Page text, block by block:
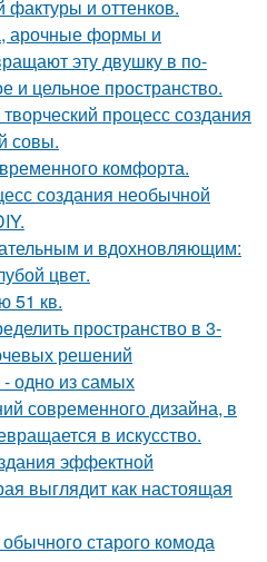
и оттенков.
арочные формы и
эту двушку в по-
и цельное пространство.
процесс создания
совы.
комфорта.
создания необычной
и вдохновляющим:
цвет.
51 кв.
пространство в 3-
решений
одно из самых
современного дизайна, в
в искусство.
эффектной
выглядит как настоящая
старого комода